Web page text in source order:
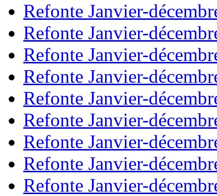
Refonte Janvier-
Refonte Janvier-
Refonte Janvier-
Refonte Janvier-
Refonte Janvier-
Refonte Janvier-
Refonte Janvier-
Refonte Janvier-
Refonte Janvier-